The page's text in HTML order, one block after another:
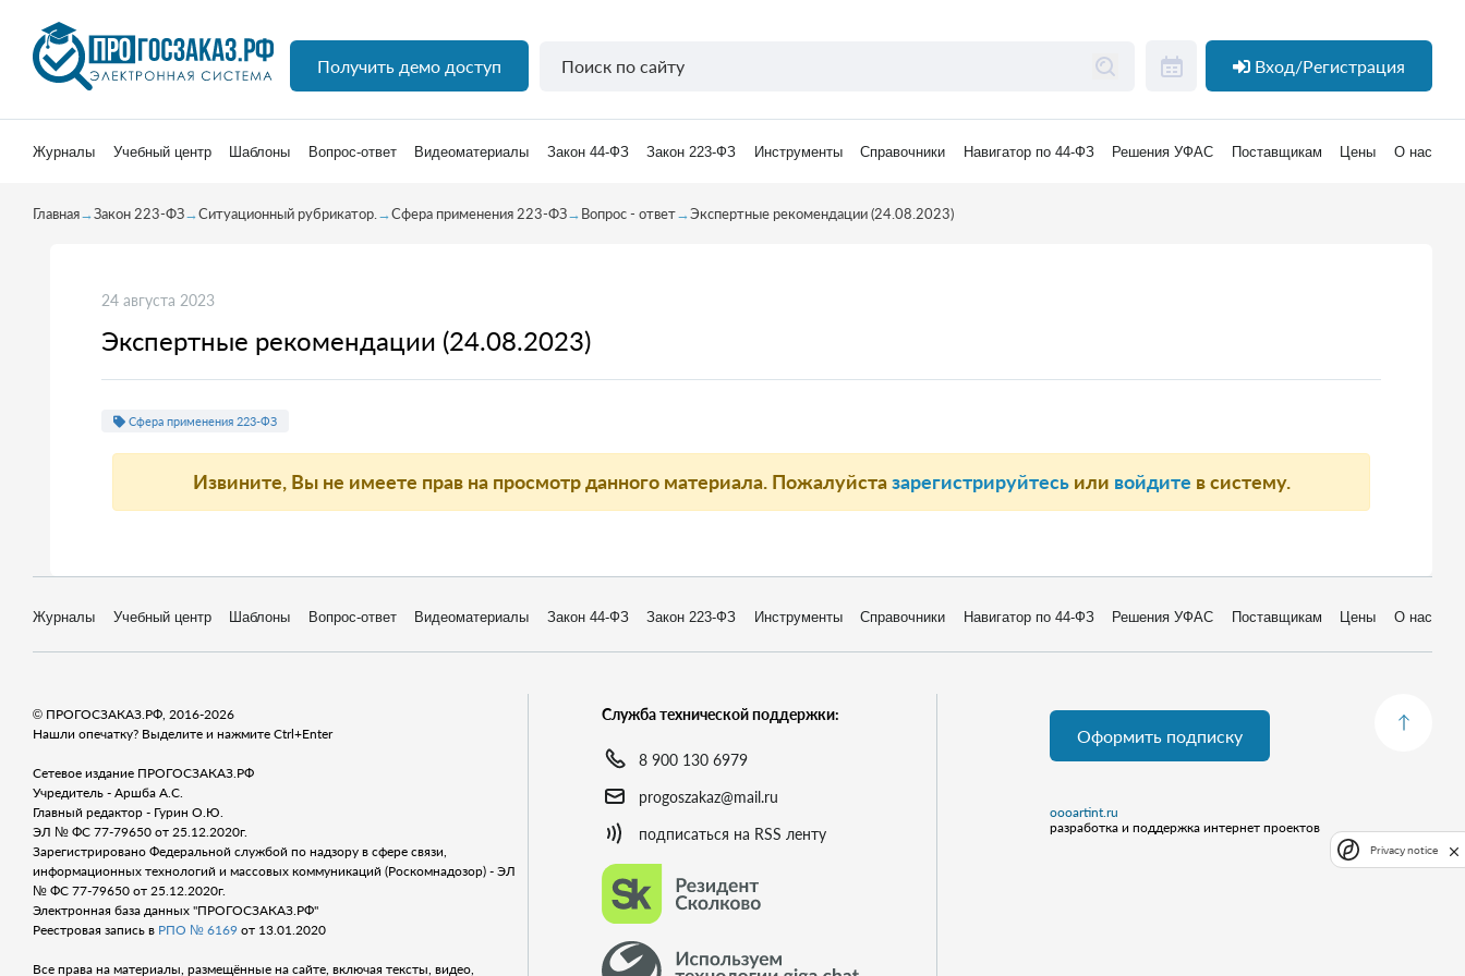
Получить демо доступ Вход/Регистрация
Журналы Учебный центр Шаблоны Вопрос-ответ Видеоматериалы Закон 44-ФЗ Закон 223-ФЗ Инструменты Справочники Навигатор по 44-ФЗ Решения УФАС Поставщикам Цены О нас
Главная→Закон 223-ФЗ→Ситуационный рубрикатор. →Сфера применения 223-ФЗ→Вопрос - ответ→Экспертные рекомендации (24.08.2023)
24 августа 2023
Экспертные рекомендации (24.08.2023)
Сфера применения 223-ФЗ
Извините, Вы не имеете прав на просмотр данного материала. Пожалуйстазарегистрируйтесьили войдите в систему.
Журналы Учебный центр Шаблоны Вопрос-ответ Видеоматериалы Закон 44-ФЗ Закон 223-ФЗ Инструменты Справочники Навигатор по 44-ФЗ Решения УФАС Поставщикам Цены О нас
© ПРОГОСЗАКАЗ.РФ, 2016-2026
Нашли опечатку? Выделите и нажмите Ctrl+Enter
Сетевое издание ПРОГОСЗАКАЗ.РФ
Учредитель - Аршба А.С.
Главный редактор - Гурин О.Ю.
ЭЛ № ФС 77-79650 от 25.12.2020г.
Зарегистрировано Федеральной службой по надзору в сфере связи,
информационных технологий и массовых коммуникаций (Роскомнадозор) - ЭЛ
№ ФС 77-79650 от 25.12.2020г.
Электронная база данных "ПРОГОСЗАКАЗ.РФ"
Реестровая запись в РПО № 6169 от 13.01.2020
Все права на материалы, размещённые на сайте, включая тексты, видео,
Служба технической поддержки:
8 900 130 6979
progoszakaz@mail.ru
подписаться на RSS ленту
Оформить подписку
oooartint.ru
разработка и поддержка интернет проектов
Privacy notice